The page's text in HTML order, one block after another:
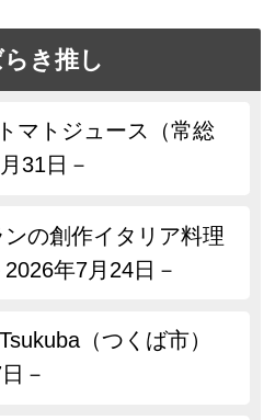
き推し
マトジュース（常総
31日－
の創作イタリア料理
2026年7月24日－
（つくば市）
－